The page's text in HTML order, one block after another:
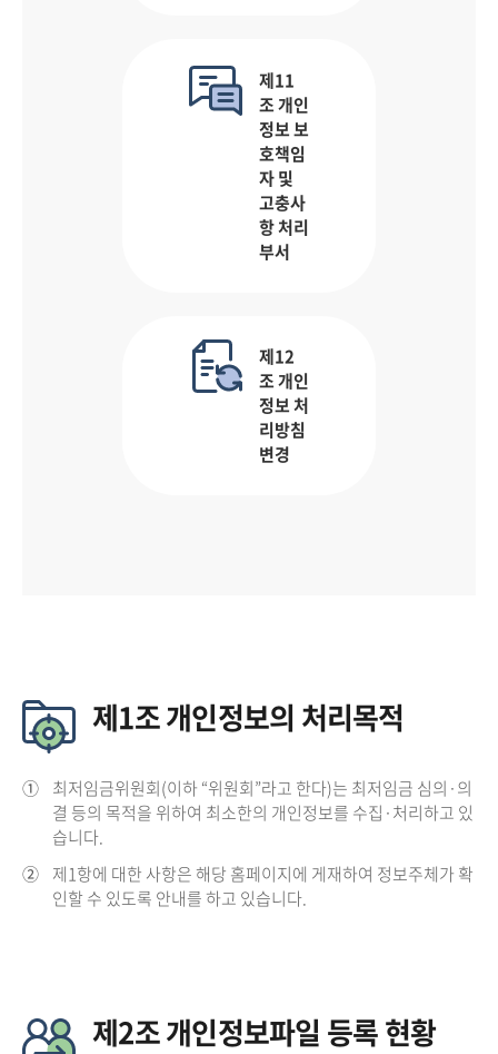
제11
조 개인
정보 보
호책임
자 및
고충사
항 처리
부서
제12
조 개인
정보 처
리방침
변경
제1조 개인정보의 처리목적
① 최저임금위원회(이하 “위원회”라고 한다)는 최저임금 심의·의
결 등의 목적을 위하여 최소한의 개인정보를 수집·처리하고 있
습니다.
② 제1항에 대한 사항은 해당 홈페이지에 게재하여 정보주체가 확
인할 수 있도록 안내를 하고 있습니다.
제2조 개인정보파일 등록 현황